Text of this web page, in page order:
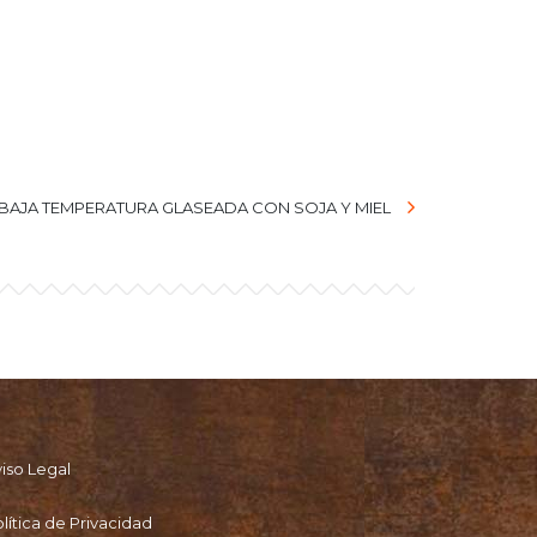
TEMPERATURA GLASEADA CON SOJA Y MIEL
Legal
de Privacidad